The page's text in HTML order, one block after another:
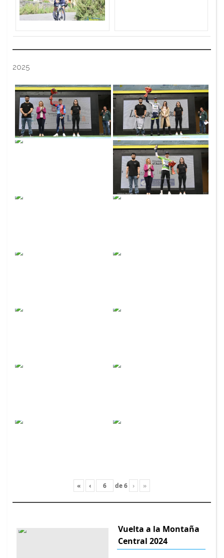
2025
« ‹ de6 › »
Vuelta a la Montaña
Central 2024